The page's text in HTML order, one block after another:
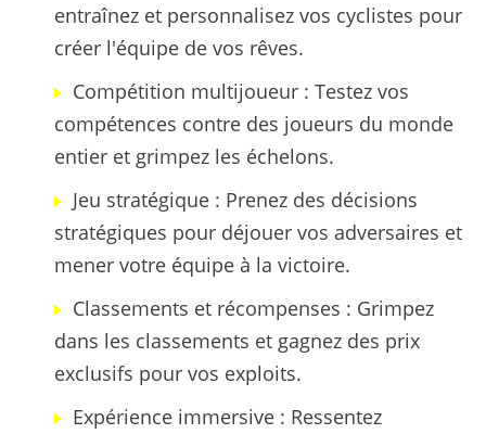
entraînez et personnalisez vos cyclistes pour
créer l'équipe de vos rêves.
Compétition multijoueur : Testez vos
compétences contre des joueurs du monde
entier et grimpez les échelons.
Jeu stratégique : Prenez des décisions
stratégiques pour déjouer vos adversaires et
mener votre équipe à la victoire.
Classements et récompenses : Grimpez
dans les classements et gagnez des prix
exclusifs pour vos exploits.
Expérience immersive : Ressentez